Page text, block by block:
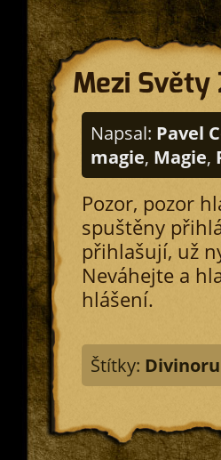
Mezi Světy
Napsal: Pavel
magie, Magie,
Pozor, pozor
spuštěny
přihlašují, už
Neváhejte a
hlášení.
Štítky: